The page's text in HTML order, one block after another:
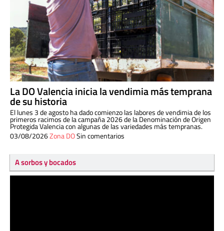
La DO Valencia inicia la vendimia más temprana
de su historia
El lunes 3 de agosto ha dado comienzo las labores de vendimia de los
primeros racimos de la campaña 2026 de la Denominación de Origen
Protegida Valencia con algunas de las variedades más tempranas.
03/08/2026Zona DOSin comentarios
A sorbos y bocados